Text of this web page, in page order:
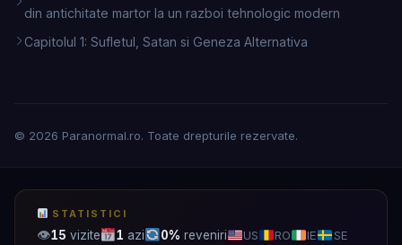
din antichitate martor la un razboi tehnologic modern
Capitolul 1: Sufletul, Satan si Geneza Alternativa
© 2026 Paranormal.ro. Toate drepturile rezervate.
STATISTICI
👁15 vizite 1 azi 0% reveniri US RO IE SE